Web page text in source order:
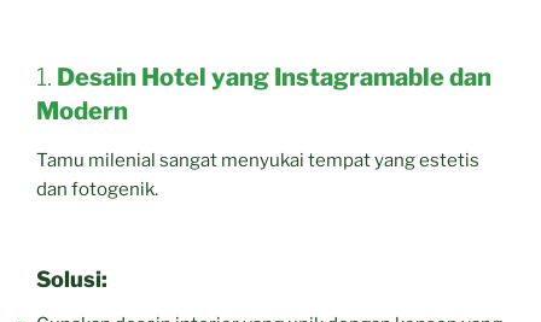
1. Desain Hotel yang Instagramable dan
Modern
Tamu milenial sangat menyukai tempat yang estetis
dan fotogenik.
Solusi: